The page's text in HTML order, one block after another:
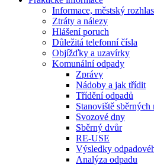
Informace, městský rozhlas
Ztráty a nálezy
Hlášení poruch
Důležitá telefonní čísla
Objížďky a uzavírky
Komunální odpady
Zprávy
Nádoby a jak třídit
Třídění odpadů
Stanoviště sběrných
Svozové dny
Sběrný dvůr
RE-USE
Výsledky
Analýza odpadu